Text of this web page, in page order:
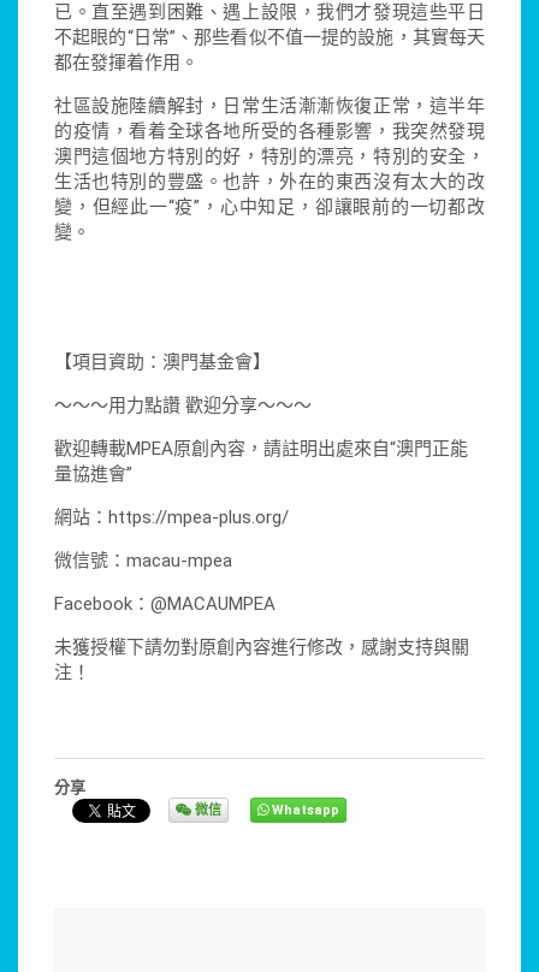
已。直至遇到困難、遇上設限，我們才發現這些平日
不起眼的“日常”、那些看似不值一提的設施，其實每天
都在發揮着作用。
社區設施陸續解封，日常生活漸漸恢復正常，這半年
的疫情，看着全球各地所受的各種影響，我突然發現
澳門這個地方特別的好，特別的漂亮，特別的安全，
生活也特別的豐盛。也許，外在的東西沒有太大的改
變，但經此一“疫”，心中知足，卻讓眼前的一切都改
變。
【項目資助：澳門基金會】
～～～用力點讚 歡迎分享～～～
歡迎轉載MPEA原創內容，請註明出處來自“澳門正能
量協進會”
網站：https://mpea-plus.org/
微信號：macau-mpea
Facebook：@MACAUMPEA
未獲授權下請勿對原創內容進行修改，感謝支持與關
注！
分享
微信 Whatsapp